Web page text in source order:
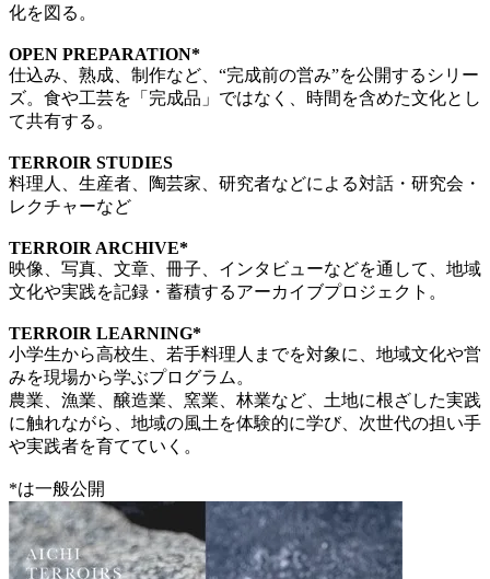
化を図る。
OPEN PREPARATION*
仕込み、熟成、制作など、“完成前の営み”を公開するシリー
ズ。食や工芸を「完成品」ではなく、時間を含めた文化とし
て共有する。
TERROIR STUDIES
料理人、生産者、陶芸家、研究者などによる対話・研究会・
レクチャーなど
TERROIR ARCHIVE*
映像、写真、文章、冊子、インタビューなどを通して、地域
文化や実践を記録・蓄積するアーカイブプロジェクト。
TERROIR LEARNING*
小学生から高校生、若手料理人までを対象に、地域文化や営
みを現場から学ぶプログラム。
農業、漁業、醸造業、窯業、林業など、土地に根ざした実践
に触れながら、地域の風土を体験的に学び、次世代の担い手
や実践者を育てていく。
*は一般公開